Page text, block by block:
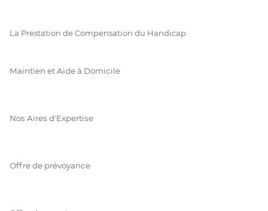
La Prestation de Compensation du Handicap
Maintien et Aide à Domicile
Nos Aires d'Expertise
Offre de prévoyance